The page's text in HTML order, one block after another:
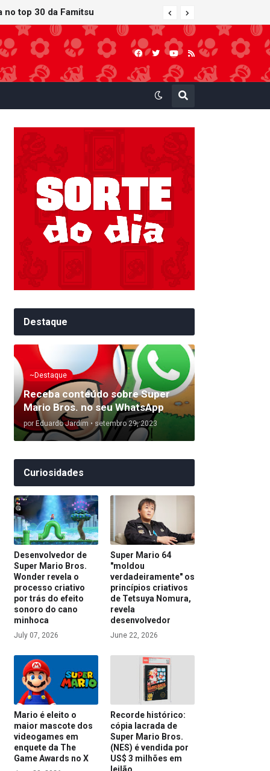
no top 30 da Famitsu
atualização gráfica exclusiva
Destaque
~Destaque
Receba conteúdo sobre Super
Mario Bros. no seu WhatsApp
por Eduardo Jardim • setembro 29, 2023
Curiosidades
Desenvolvedor de
Super Mario Bros.
Wonder revela o
processo criativo
por trás do efeito
sonoro do cano
minhoca
July 07, 2026
Super Mario 64
"moldou
verdadeiramente" os
princípios criativos
de Tetsuya Nomura,
revela
desenvolvedor
June 22, 2026
Mario é eleito o
maior mascote dos
videogames em
enquete da The
Game Awards no X
Recorde histórico:
cópia lacrada de
Super Mario Bros.
(NES) é vendida por
US$ 3 milhões em